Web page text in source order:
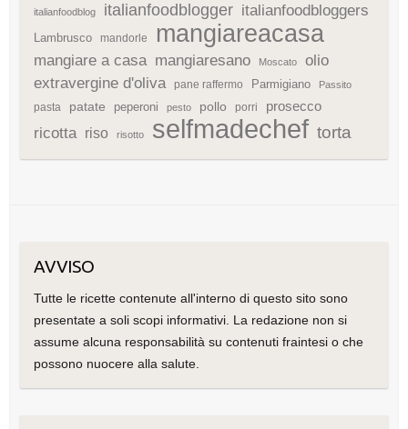
italianfoodblog italianfoodblogger italianfoodbloggers
Lambrusco mandorle mangiareacasa
mangiare a casa mangiaresano Moscato
olio
extravergine d'oliva
pane raffermo Parmigiano Passito
pasta patate peperoni pesto pollo porri prosecco
ricotta riso risotto selfmadechef torta
AVVISO
Tutte le ricette contenute all'interno di questo sito sono
presentate a soli scopi informativi. La redazione non si
assume alcuna responsabilità su contenuti fraintesi o che
possono nuocere alla salute.